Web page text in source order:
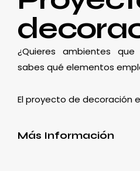
¿Quieres ambientes que
sabes qué elementos
El proyecto de decoración
Más Información